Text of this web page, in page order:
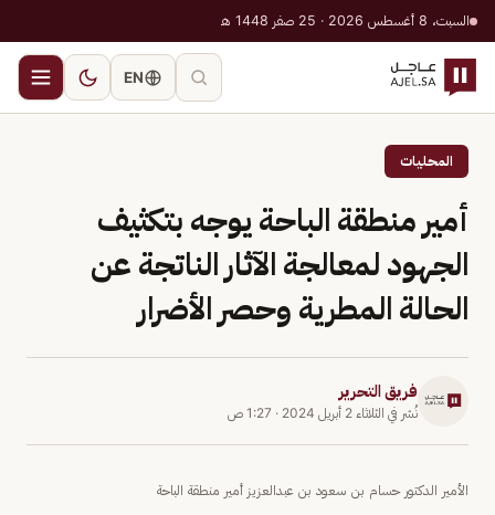
السبت، 8 أغسطس 2026 · 25 صفر 1448 هـ
EN
المحليات
أمير منطقة الباحة يوجه بتكثيف
الجهود لمعالجة الآثار الناتجة عن
الحالة المطرية وحصر الأضرار
فريق التحرير
نُشر في الثلاثاء 2 أبريل 2024 · 1:27 ص
الأمير الدكتور حسام بن سعود بن عبدالعزيز أمير منطقة الباحة